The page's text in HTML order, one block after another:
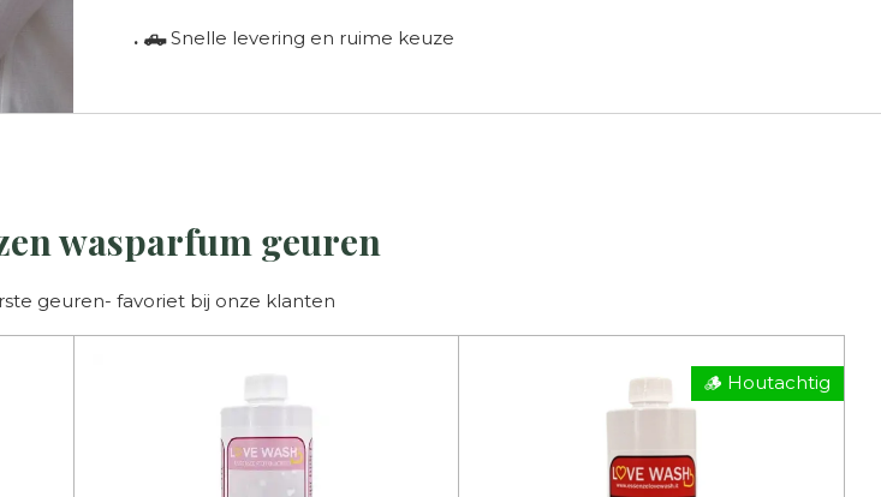
. 🛻Snelle levering en ruime keuze
wasparfum geuren
geuren- favoriet bij onze klanten
🪵 Houtachtig